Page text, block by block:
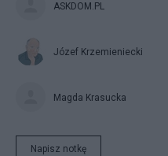
ASKDOM.PL
Józef Krzemieniecki
Magda Krasucka
Napisz notkę